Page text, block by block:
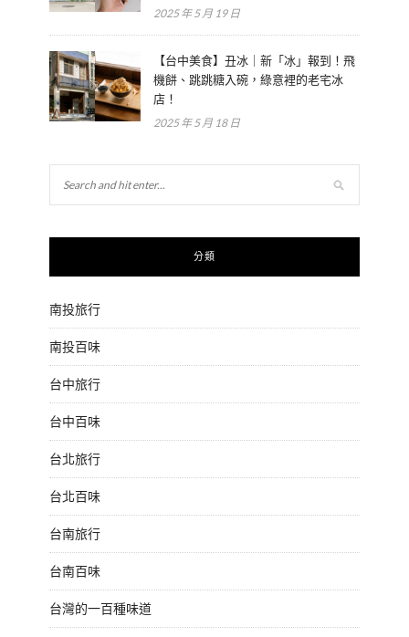
2025 年 5 月 19 日
【台中美食】丑冰｜新「冰」報到！飛
機餅、跳跳糖入碗，綠意裡的老宅冰
店！
2025 年 5 月 18 日
分類
南投旅行
南投百味
台中旅行
台中百味
台北旅行
台北百味
台南旅行
台南百味
台灣的一百種味道